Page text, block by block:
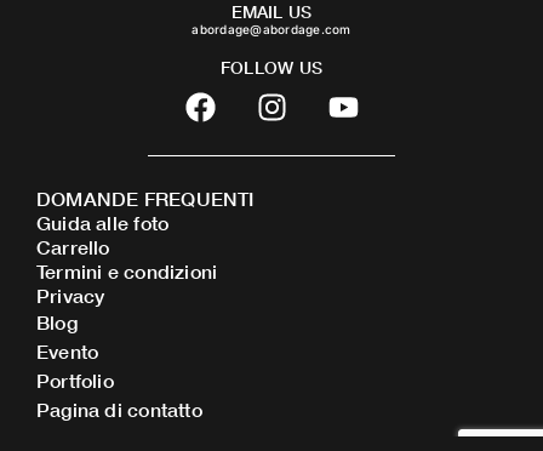
EMAIL US
abordage@abordage.com
FOLLOW US
F
a
c
b
o
I
n
s
Y
o
u
DOMANDE FREQUENTI
Guida alle foto
Carrello
Termini e condizioni
Privacy
Blog
Evento
Portfolio
Pagina di contatto